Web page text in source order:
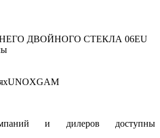
ДВОЙНОГО СТЕКЛА 06EU
и дилеров доступны